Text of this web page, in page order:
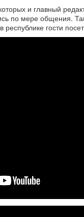
и главный
по мере общения.
гости